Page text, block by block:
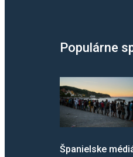
Populárne
Španielske